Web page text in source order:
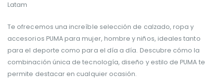
Latam
Te ofrecemos una increíble selección de calzado, ropa y
accesorios PUMA para mujer, hombre y niños, ideales tanto
para el deporte como para el día a día. Descubre cómo la
combinación única de tecnología, diseño y estilo de PUMA te
permite destacar en cualquier ocasión.